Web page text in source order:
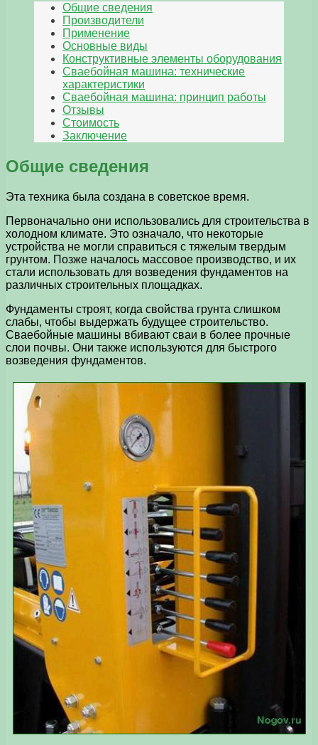
Общие сведения
Производители
Применение
Основные виды
Конструктивные элементы оборудования
Сваебойная машина: технические
характеристики
Сваебойная машина: принцип работы
Отзывы
Стоимость
Заключение
Общие сведения
Эта техника была создана в советское время.
Первоначально они использовались для строительства в
холодном климате. Это означало, что некоторые
устройства не могли справиться с тяжелым твердым
грунтом. Позже началось массовое производство, и их
стали использовать для возведения фундаментов на
различных строительных площадках.
Фундаменты строят, когда свойства грунта слишком
слабы, чтобы выдержать будущее строительство.
Сваебойные машины вбивают сваи в более прочные
слои почвы. Они также используются для быстрого
возведения фундаментов.